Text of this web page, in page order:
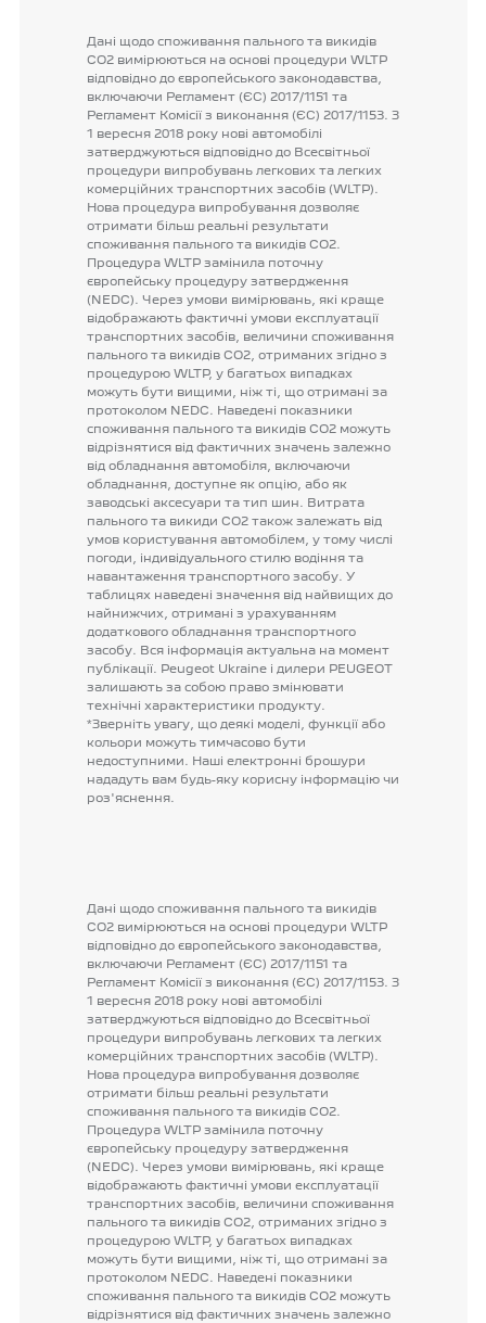
Дані щодо споживання пального та викидів
CO2 вимірюються на основі процедури WLTP
відповідно до європейського законодавства,
включаючи Регламент (ЄС) 2017/1151 та
Регламент Комісії з виконання (ЄС) 2017/1153. З
1 вересня 2018 року нові автомобілі
затверджуються відповідно до Всесвітньої
процедури випробувань легкових та легких
комерційних транспортних засобів (WLTP).
Нова процедура випробування дозволяє
отримати більш реальні результати
споживання пального та викидів CO2.
Процедура WLTP замінила поточну
європейську процедуру затвердження
(NEDC). Через умови вимірювань, які краще
відображають фактичні умови експлуатації
транспортних засобів, величини споживання
пального та викидів CO2, отриманих згідно з
процедурою WLTP, у багатьох випадках
можуть бути вищими, ніж ті, що отримані за
протоколом NEDC. Наведені показники
споживання пального та викидів CO2 можуть
відрізнятися від фактичних значень залежно
від обладнання автомобіля, включаючи
обладнання, доступне як опцію, або як
заводські аксесуари та тип шин.
Витрата
пального та викиди CO2 також залежать від
умов користування автомобілем, у тому числі
погоди,
індивідуального стилю водіння та
навантаження транспортного засобу. У
таблицях наведені значення від найвищих до
найнижчих, отримані з урахуванням
додаткового обладнання транспортного
засобу. Вся інформація актуальна на момент
публікації. Peugeot Ukraine і дилери PEUGEOT
залишають за собою право змінювати
технічні характеристики продукту.
*Зверніть увагу, що деякі моделі, функції або
кольори можуть тимчасово бути
недоступними.
Наші електронні брошури
нададуть вам будь-яку корисну інформацію чи
роз'яснення.
Дані щодо споживання пального та викидів
CO2 вимірюються на основі процедури WLTP
відповідно до європейського законодавства,
включаючи Регламент (ЄС) 2017/1151 та
Регламент Комісії з виконання (ЄС) 2017/1153. З
1 вересня 2018 року нові автомобілі
затверджуються відповідно до Всесвітньої
процедури випробувань легкових та легких
комерційних транспортних засобів (WLTP).
Нова процедура випробування дозволяє
отримати більш реальні результати
споживання пального та викидів CO2.
Процедура WLTP замінила поточну
європейську процедуру затвердження
(NEDC). Через умови вимірювань, які краще
відображають фактичні умови експлуатації
транспортних засобів, величини споживання
пального та викидів CO2, отриманих згідно з
процедурою WLTP, у багатьох випадках
можуть бути вищими, ніж ті, що отримані за
протоколом NEDC. Наведені показники
споживання пального та викидів CO2 можуть
відрізнятися від фактичних значень залежно